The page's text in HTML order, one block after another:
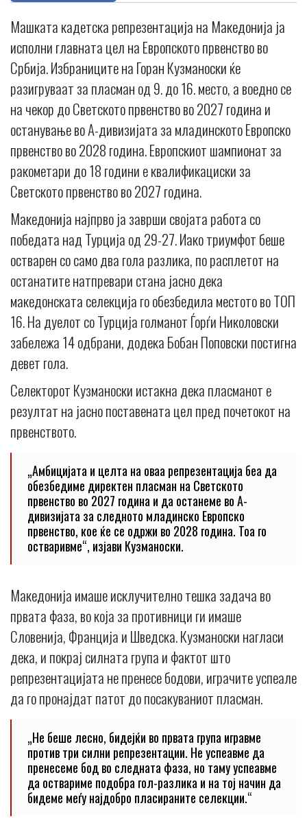
Машката кадетска репрезентација на Македонија ја
исполни главната цел на Европското првенство во
Србија. Избраниците на Горан Кузманоски ќе
разигруваат за пласман од 9. до 16. место, а воедно се
на чекор до Светското првенство во 2027 година и
останување во А-дивизијата за младинското Европско
првенство во 2028 година. Европскиот шампионат за
ракометари до 18 години е квалификациски за
Светското првенство во 2027 година.
Македонија најпрво ја заврши својата работа со
победата над Турција од 29-27. Иако триумфот беше
остварен со само два гола разлика, по расплетот на
останатите натпревари стана јасно дека
македонската селекција го обезбедила местото во ТОП
16. На дуелот со Турција голманот Ѓорѓи Николовски
забележа 14 одбрани, додека Бобан Поповски постигна
девет гола.
Селекторот Кузманоски истакна дека пласманот е
резултат на јасно поставената цел пред почетокот на
првенството.
„Амбицијата и целта на оваа репрезентација беа да
обезбедиме директен пласман на Светското
првенство во 2027 година и да останеме во А-
дивизијата за следното младинско Европско
првенство, кое ќе се одржи во 2028 година. Тоа го
остваривме“, изјави Кузманоски.
Македонија имаше исклучително тешка задача во
првата фаза, во која за противници ги имаше
Словенија, Франција и Шведска. Кузманоски нагласи
дека, и покрај силната група и фактот што
репрезентацијата не пренесе бодови, играчите успеале
да го пронајдат патот до посакуваниот пласман.
„Не беше лесно, бидејќи во првата група игравме
против три силни репрезентации. Не успеавме да
пренесеме бод во следната фаза, но таму успеавме
да оствариме подобра гол-разлика и на тој начин да
бидеме меѓу најдобро пласираните селекции.“